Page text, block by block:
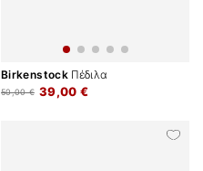
BirkenstockΠέδιλα
39,00 €
50,00 €